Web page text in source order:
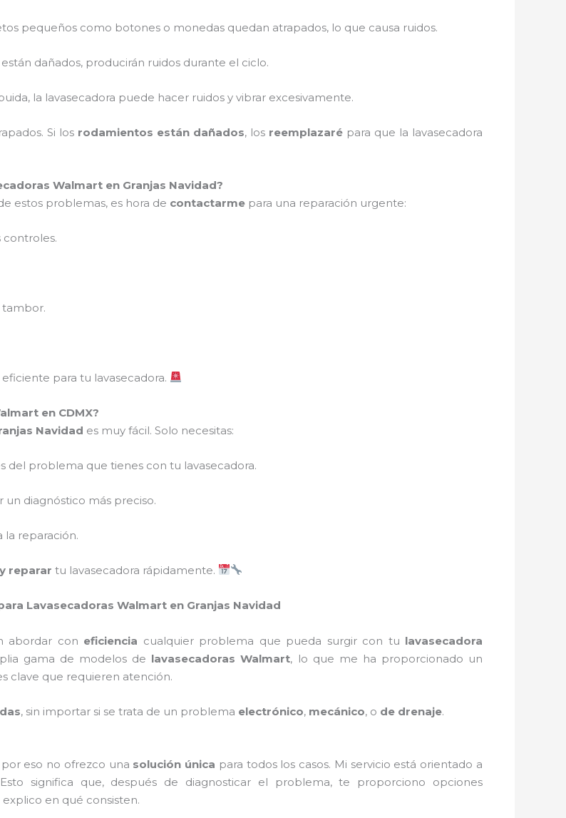
pequeños como botones o monedas quedan atrapados, lo que causa ruidos.
dañados, producirán ruidos durante el ciclo.
la lavasecadora puede hacer ruidos y vibrar excesivamente.
Si los rodamientos están dañados, los reemplazaré para que la lavasecadora
Walmart en Granjas Navidad?
estos problemas, es hora de contactarme para una reparación urgente:
controles.
eficiente para tu lavasecadora.
en CDMX?
Navidad es muy fácil. Solo necesitas:
del problema que tienes con tu lavasecadora.
un diagnóstico más preciso.
la reparación.
reparar tu lavasecadora rápidamente.
Lavasecadoras Walmart en Granjas Navidad
abordar con eficiencia cualquier problema que pueda surgir con tu lavasecadora
gama de modelos de lavasecadoras Walmart, lo que me ha proporcionado un
clave que requieren atención.
, sin importar si se trata de un problema electrónico, mecánico, o de drenaje.
eso no ofrezco una solución única para todos los casos. Mi servicio está orientado a
significa que, después de diagnosticar el problema, te proporciono opciones
en qué consisten.